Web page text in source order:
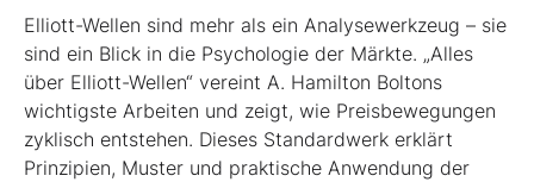
Elliott-Wellen sind mehr als ein Analysewerkzeug – sie
sind ein Blick in die Psychologie der Märkte. „Alles
über Elliott-Wellen“ vereint A. Hamilton Boltons
wichtigste Arbeiten und zeigt, wie Preisbewegungen
zyklisch entstehen. Dieses Standardwerk erklärt
Prinzipien, Muster und praktische Anwendung der